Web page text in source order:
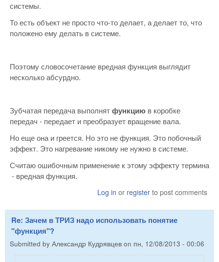
системы.
То есть объект не просто что-то делает, а делает то, что
положено ему делать в системе.
Поэтому словосочетание вредная функция выглядит
несколько абсурдно.
Зубчатая передача выполнятфункцию в коробке
передач - передает и преобразует вращение вала.
Но еще она и греется. Но это не функция. Это побочный
эффект. Это нагревание никому не нужно в системе.
Считаю ошибочным применение к этому эффекту термина
- вредная функция.
Log in or register to post comments
Re: Зачем в ТРИЗ надо использовать понятие
"функция"?
Submitted by Александр Кудрявцев on пн, 12/08/2013 - 00:06